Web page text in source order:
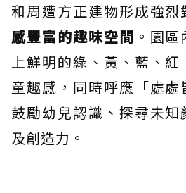
和周遭方正建物形成強烈
感豐富的趣味空間 。園
上鮮明的綠、黃、藍、紅
童趣感，同時呼應「處處
鼓勵幼兒認識、探尋未知
及創造力。